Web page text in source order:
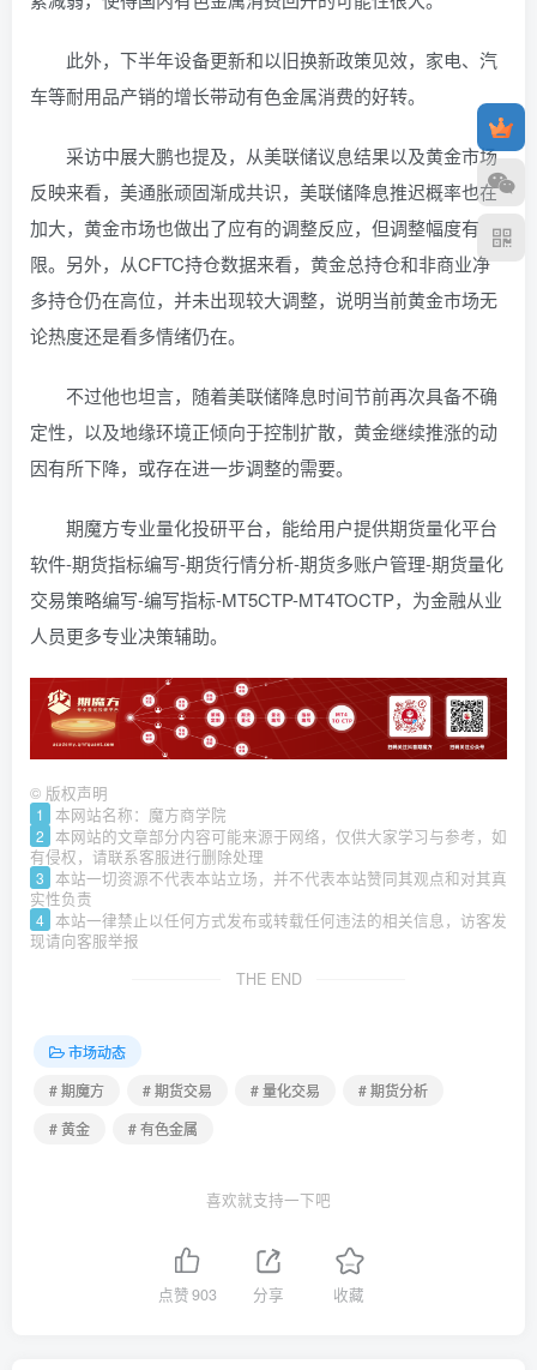
此外，下半年设备更新和以旧换新政策见效，家电、汽
车等耐用品产销的增长带动有色金属消费的好转。
采访中展大鹏也提及，从美联储议息结果以及黄金市场
反映来看，美通胀顽固渐成共识，美联储降息推迟概率也在
加大，黄金市场也做出了应有的调整反应，但调整幅度有
限。另外，从CFTC持仓数据来看，黄金总持仓和非商业净
多持仓仍在高位，并未出现较大调整，说明当前黄金市场无
论热度还是看多情绪仍在。
不过他也坦言，随着美联储降息时间节前再次具备不确
定性，以及地缘环境正倾向于控制扩散，黄金继续推涨的动
因有所下降，或存在进一步调整的需要。
期魔方专业量化投研平台，能给用户提供期货量化平台
软件-期货指标编写-期货行情分析-期货多账户管理-期货量化
交易策略编写-编写指标-MT5CTP-MT4TOCTP，为金融从业
人员更多专业决策辅助。
© 版权声明
1 本网站名称：魔方商学院
2
本网站的文章部分内容可能来源于网络，仅供大家学习与参考，如
有侵权，请联系客服进行删除处理
3
本站一切资源不代表本站立场，并不代表本站赞同其观点和对其真
实性负责
4 本站一律禁止以任何方式发布或转载任何违法的相关信息，访客发
现请向客服举报
THE END
市场动态
# 期魔方
# 期货交易 # 量化交易
# 期货分析
# 黄金
# 有色金属
喜欢就支持一下吧
点赞903 分享 收藏